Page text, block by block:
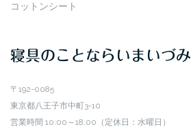
コットンシート
寝具のことならいまいづみ
〒192-0085
東京都八王子市中町3-10
営業時間 10:00～18:00（定休日：水曜日）